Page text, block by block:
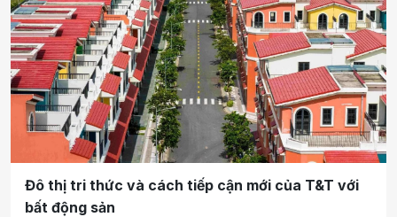
Đô thị tri thức và cách tiếp cận mới của T&T với
bất động sản